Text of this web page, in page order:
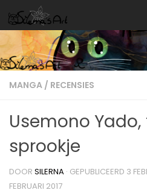
Skip to content
MANGA / RECENSIES
Usemono
sprookje
DOOR SILERNA · GEPUBLICEERD 3
FEBRUARI 2017